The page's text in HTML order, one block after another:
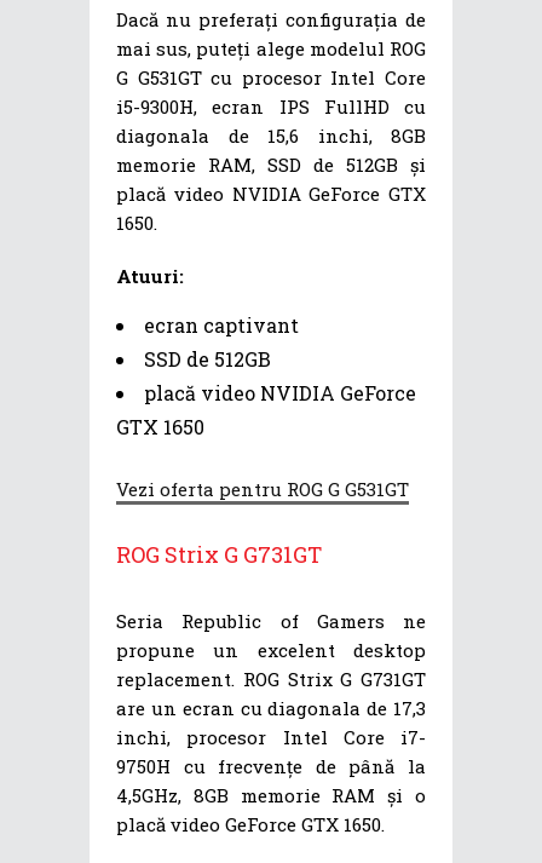
Dacă nu preferați configurația de
mai sus, puteți alege modelul ROG
G G531GT cu procesor Intel Core
i5-9300H, ecran IPS FullHD cu
diagonala de 15,6 inchi, 8GB
memorie RAM, SSD de 512GB și
placă video NVIDIA GeForce GTX
1650.
Atuuri:
ecran captivant
SSD de 512GB
placă video NVIDIA GeForce
GTX 1650
Vezi oferta pentru ROG G G531GT
ROG Strix G G731GT
Seria Republic of Gamers ne
propune un excelent desktop
replacement. ROG Strix G G731GT
are un ecran cu diagonala de 17,3
inchi, procesor Intel Core i7-
9750H cu frecvențe de până la
4,5GHz, 8GB memorie RAM și o
placă video GeForce GTX 1650.